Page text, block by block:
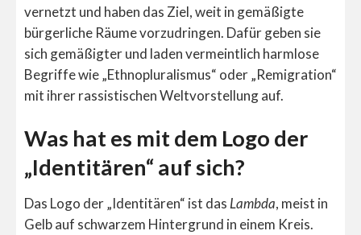
vernetzt und haben das Ziel, weit in gemäßigte
bürgerliche Räume vorzudringen. Dafür geben sie
sich gemäßigter und laden vermeintlich harmlose
Begriffe wie „Ethnopluralismus“ oder „Remigration“
mit ihrer rassistischen Weltvorstellung auf.
Was hat es mit dem Logo der
„Identitären“ auf sich?
Das Logo der „Identitären“ ist das Lambda, meist in
Gelb auf schwarzem Hintergrund in einem Kreis.